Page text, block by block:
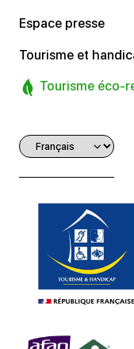
Espace presse
Tourisme et
Tourisme éco-